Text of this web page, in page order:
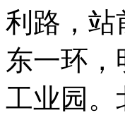
利路，站
东一环
工业园。